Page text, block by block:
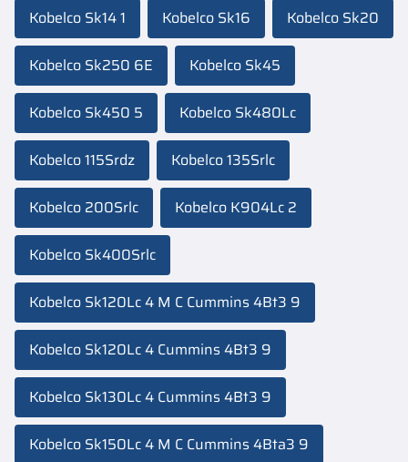
Kobelco Sk14 1 Kobelco Sk16 Kobelco Sk20
Kobelco Sk250 6E Kobelco Sk45
Kobelco Sk450 5 Kobelco Sk480Lc
Kobelco 115Srdz Kobelco 135Srlc
Kobelco 200Srlc Kobelco K904Lc 2
Kobelco Sk400Srlc
Kobelco Sk120Lc 4 M C Cummins 4Bt3 9
Kobelco Sk120Lc 4 Cummins 4Bt3 9
Kobelco Sk130Lc 4 Cummins 4Bt3 9
Kobelco Sk150Lc 4 M C Cummins 4Bta3 9